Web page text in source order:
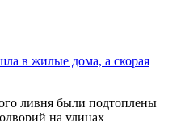
в жилые дома, а скорая
ливня были подтоплены
на улицах